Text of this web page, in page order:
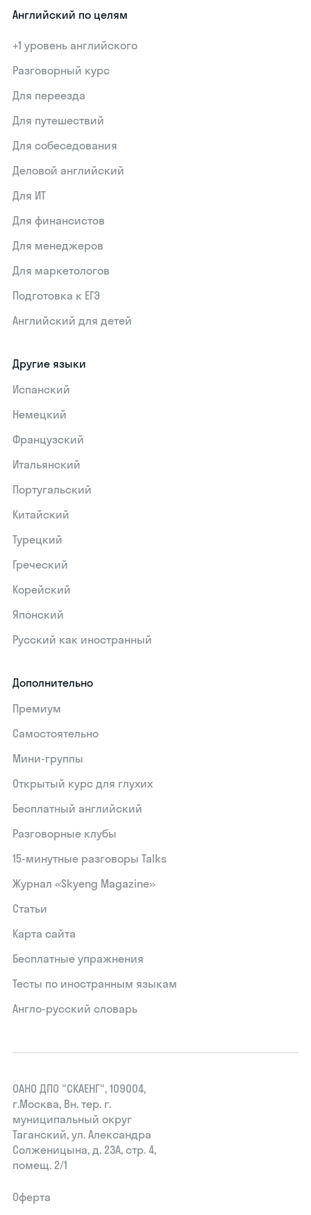
Английский по целям
+1 уровень английского
Разговорный курс
Для переезда
Для путешествий
Для собеседования
Деловой английский
Для ИТ
Для финансистов
Для менеджеров
Для маркетологов
Подготовка к ЕГЭ
Английский для детей
Другие языки
Испанский
Немецкий
Французский
Итальянский
Португальский
Китайский
Турецкий
Греческий
Корейский
Японский
Русский как иностранный
Дополнительно
Премиум
Самостоятельно
Мини-группы
Открытый курс для глухих
Бесплатный английский
Разговорные клубы
15‑минутные разговоры Talks
Журнал «Skyeng Magazine»
Статьи
Карта сайта
Бесплатные упражнения
Тесты по иностранным языкам
Англо-русский словарь
ОАНО ДПО "СКАЕНГ", 109004,
г.Москва, Вн. тер. г.
муниципальный округ
Таганский, ул. Александра
Солженицына, д. 23А, стр. 4,
помещ. 2/1
Оферта